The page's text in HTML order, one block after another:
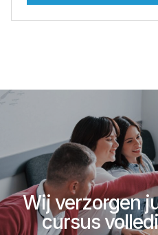
Wij verzorgen
cursus